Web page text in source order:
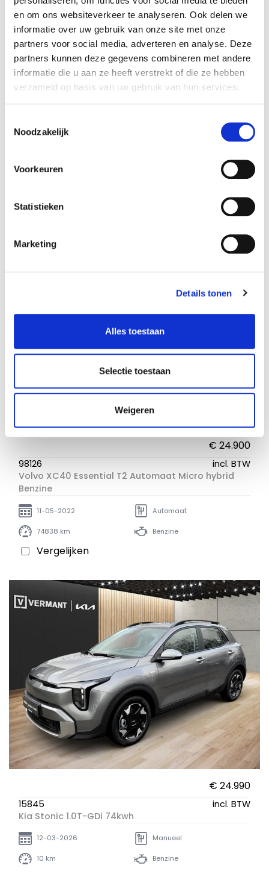
en om ons websiteverkeer te analyseren. Ook delen we
informatie over uw gebruik van onze site met onze
partners voor social media, adverteren en analyse. Deze
partners kunnen deze gegevens combineren met andere
informatie die u aan ze heeft verstrekt of die ze hebben
verzameld op basis van uw gebruik van hun services.
Noodzakelijk
Voorkeuren
Statistieken
Marketing
Details tonen
Alles toestaan
Selectie toestaan
Weigeren
incl. BTW
Volvo XC40 Momentum Core T2 Geartronic
Vergelijken
€ 24.900
98126
incl. BTW
Volvo XC40 Essential T2 Automaat Micro hybrid
Benzine
11-05-2022 Automaat
74838 km Benzine
Vergelijken
€ 24.990
15845
incl. BTW
Kia Stonic 1.0T-GDi 74kwh
12-03-2026 Manueel
10 km Benzine